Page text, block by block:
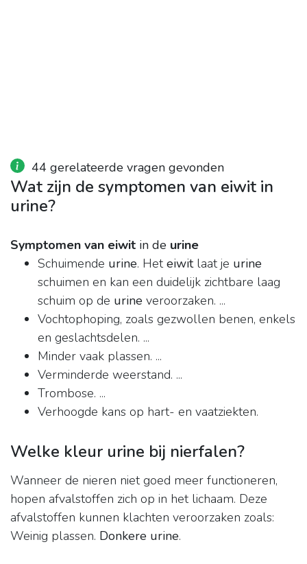
44 gerelateerde vragen gevonden
Wat zijn de symptomen van eiwit in
urine?
Symptomen van eiwit in de urine
Schuimende urine. Heteiwitlaat je urine
schuimen en kan een duidelijk zichtbare laag
schuim op de urine veroorzaken. ...
Vochtophoping, zoals gezwollen benen, enkels
en geslachtsdelen. ...
Minder vaak plassen. ...
Verminderde weerstand. ...
Trombose. ...
Verhoogde kans op hart- en vaatziekten.
Welke kleur urine bij nierfalen?
Wanneer de nieren niet goed meer functioneren,
hopen afvalstoffen zich op in het lichaam. Deze
afvalstoffen kunnen klachten veroorzaken zoals:
Weinig plassen. Donkere urine.